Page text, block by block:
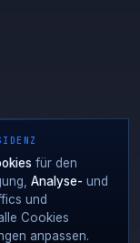
für den
Analyse- und
und
Cookies
anpassen.